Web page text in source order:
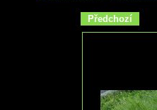
Předchozí